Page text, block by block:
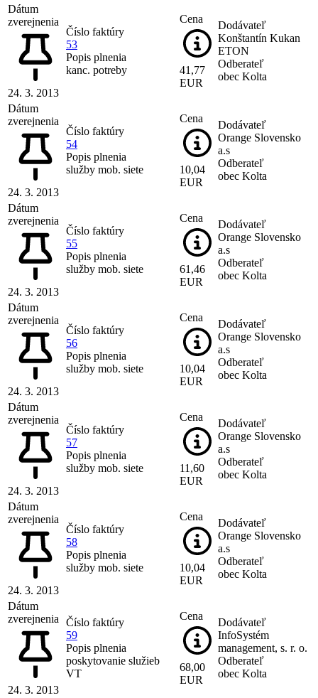
Dátum
zverejnenia
24. 3. 2013
Číslo faktúry
53
Popis plnenia
kanc. potreby
Cena
41,77
EUR
Dodávateľ
Konštantín Kukan
ETON
Odberateľ
obec Kolta
Dátum
zverejnenia
24. 3. 2013
Číslo faktúry
54
Popis plnenia
služby mob. siete
Cena
10,04
EUR
Dodávateľ
Orange Slovensko
a.s
Odberateľ
obec Kolta
Dátum
zverejnenia
24. 3. 2013
Číslo faktúry
55
Popis plnenia
služby mob. siete
Cena
61,46
EUR
Dodávateľ
Orange Slovensko
a.s
Odberateľ
obec Kolta
Dátum
zverejnenia
24. 3. 2013
Číslo faktúry
56
Popis plnenia
služby mob. siete
Cena
10,04
EUR
Dodávateľ
Orange Slovensko
a.s
Odberateľ
obec Kolta
Dátum
zverejnenia
24. 3. 2013
Číslo faktúry
57
Popis plnenia
služby mob. siete
Cena
11,60
EUR
Dodávateľ
Orange Slovensko
a.s
Odberateľ
obec Kolta
Dátum
zverejnenia
24. 3. 2013
Číslo faktúry
58
Popis plnenia
služby mob. siete
Cena
10,04
EUR
Dodávateľ
Orange Slovensko
a.s
Odberateľ
obec Kolta
Dátum
zverejnenia
24. 3. 2013
Číslo faktúry
59
Popis plnenia
poskytovanie služieb
VT
Cena
68,00
EUR
Dodávateľ
InfoSystém
management, s. r. o.
Odberateľ
obec Kolta